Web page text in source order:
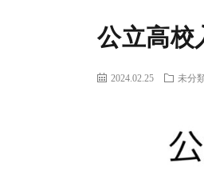
公立高校
2024.02.25 未分